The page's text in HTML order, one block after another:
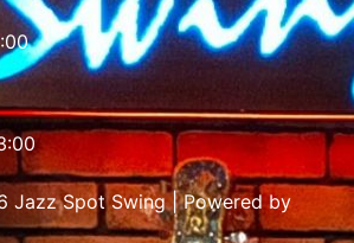
Jazz Spot Swing | Powered by